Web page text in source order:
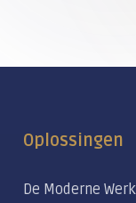
Oplossingen
De Moderne